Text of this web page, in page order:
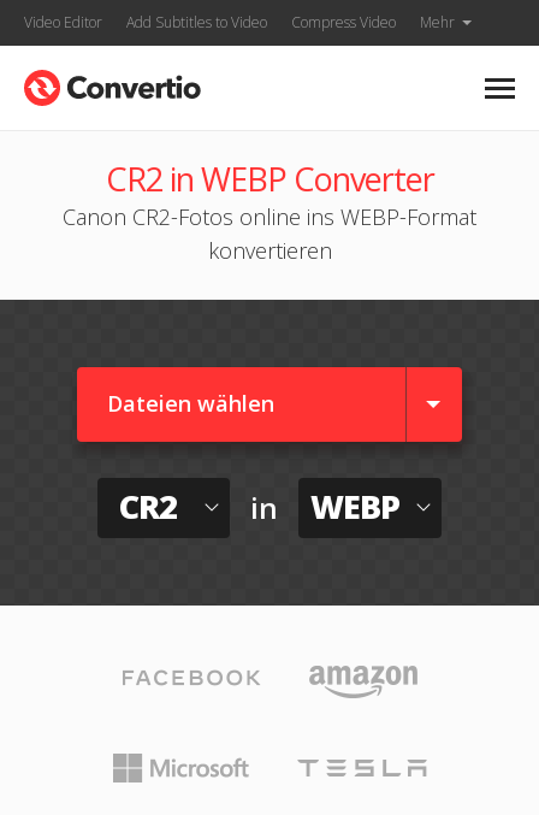
Video Editor Add Subtitles to Video Compress Video Mehr
CR2 in WEBP Converter
Canon CR2-Fotos online ins WEBP-Format
konvertieren
Dateien wählen
CR2 in WEBP